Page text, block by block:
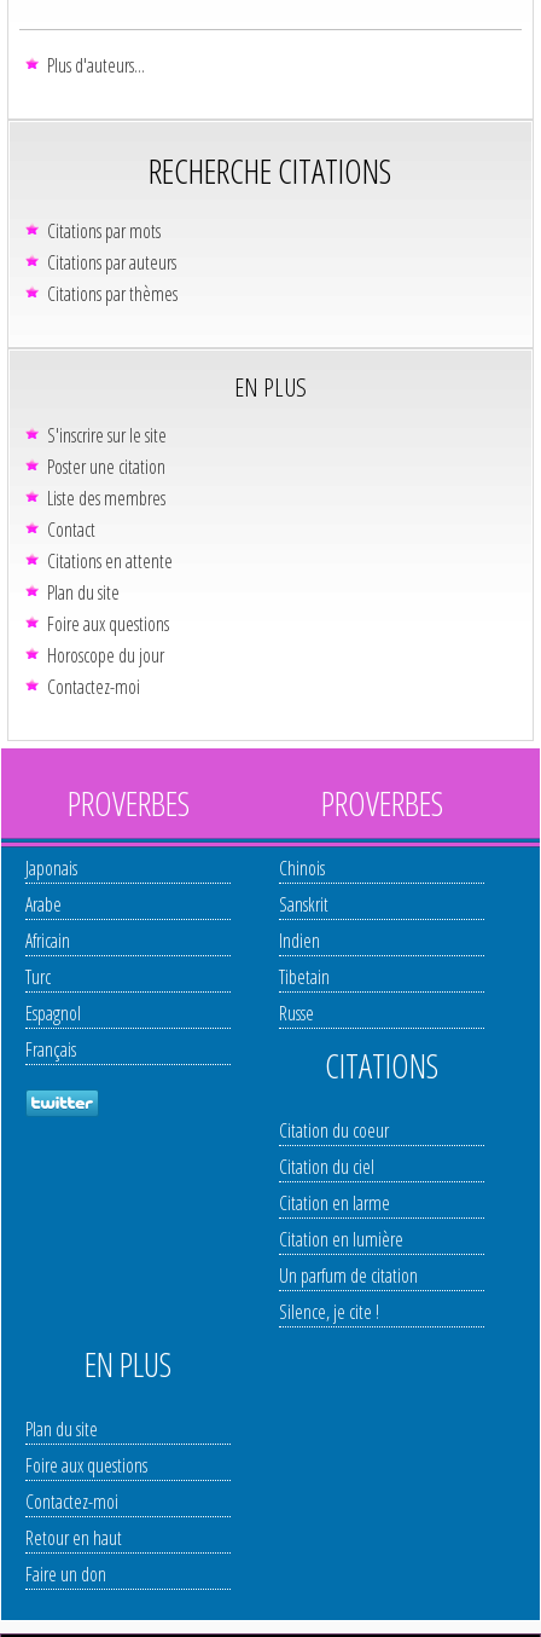
Plus d'auteurs...
RECHERCHE CITATIONS
Citations par mots
Citations par auteurs
Citations par thèmes
EN PLUS
S'inscrire sur le site
Poster une citation
Liste des membres
Contact
Citations en attente
Plan du site
Foire aux questions
Horoscope du jour
Contactez-moi
PROVERBES
Japonais
Arabe
Africain
Turc
Espagnol
Français
PROVERBES
Chinois
Sanskrit
Indien
Tibetain
Russe
CITATIONS
Citation du coeur
Citation du ciel
Citation en larme
Citation en lumière
Un parfum de citation
Silence, je cite !
EN PLUS
Plan du site
Foire aux questions
Contactez-moi
Retour en haut
Faire un don